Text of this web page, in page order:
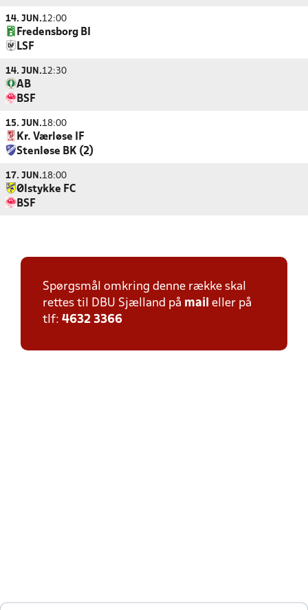
14. JUN.12:00
Fredensborg BI
LSF
14. JUN.12:30
AB
BSF
15. JUN.18:00
Kr. Værløse IF
Stenløse BK (2)
17. JUN.18:00
Ølstykke FC
BSF
Spørgsmål omkring denne række skal
rettes til DBU Sjælland på mail eller på
tlf: 4632 3366